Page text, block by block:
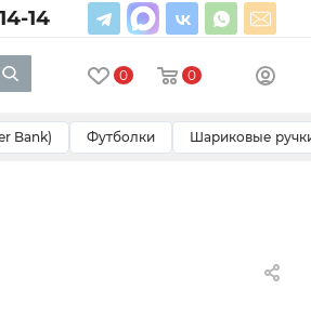
14
0 0
Bank) Футболки Шариковые